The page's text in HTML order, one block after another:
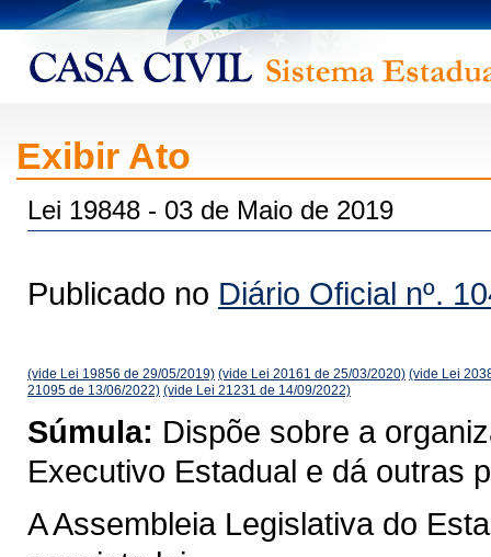
Exibir Ato
Lei 19848 - 03 de Maio de 2019
Publicado no Diário Oficial nº.
(vide Lei 19856 de 29/05/2019) (vide Lei 20161 de 25/03/2020) (vide Lei
21095 de 13/06/2022) (vide Lei 21231 de 14/09/2022)
Súmula: Dispõe sobre a
Executivo Estadual e dá outras
A Assembleia Legislativa do